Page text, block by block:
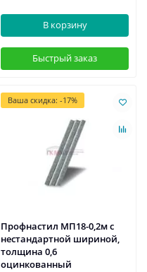
В корзину
Быстрый заказ
Ваша скидка: -17%
Профнастил МП18-0,2м с
нестандартной шириной,
толщина 0,6
оцинкованный